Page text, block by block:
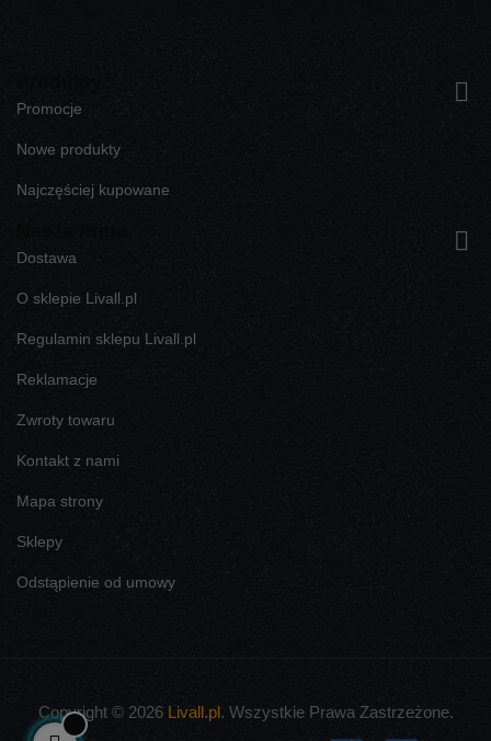

Promocje
Nowe produkty
Najczęściej kupowane

Dostawa
O sklepie Livall.pl
Regulamin sklepu Livall.pl
Reklamacje
Zwroty towaru
Kontakt z nami
Mapa strony
Sklepy
Odstąpienie od umowy
Copyright © 2026 Livall.pl. Wszystkie Prawa Zastrzeżone.